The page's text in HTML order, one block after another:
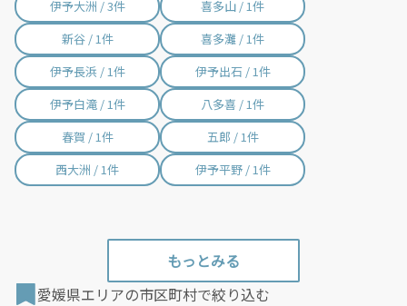
伊予大洲 / 3件
喜多山 / 1件
新谷 / 1件
喜多灘 / 1件
伊予長浜 / 1件
伊予出石 / 1件
伊予白滝 / 1件
八多喜 / 1件
春賀 / 1件
五郎 / 1件
西大洲 / 1件
伊予平野 / 1件
愛媛県エリアの市区町村で絞り込む